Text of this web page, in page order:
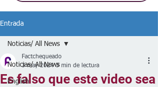
Entrada
Noticias/ All News
English
Noticias/ All News
Es falso que este video sea
Factchequeado
3 may 2024 3 min de lectura